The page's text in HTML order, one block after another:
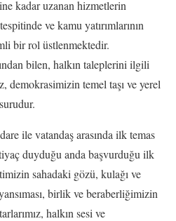
kadar uzanan hizmetlerin
ve kamu yatırımlarının
bir rol üstlenmektedir.
bilen, halkın taleplerini ilgili
demokrasimizin temel taşı ve yerel
ile vatandaş arasında ilk temas
duyduğu anda başvurduğu ilk
sahadaki gözü, kulağı ve
birlik ve beraberliğimizin
halkın sesi ve